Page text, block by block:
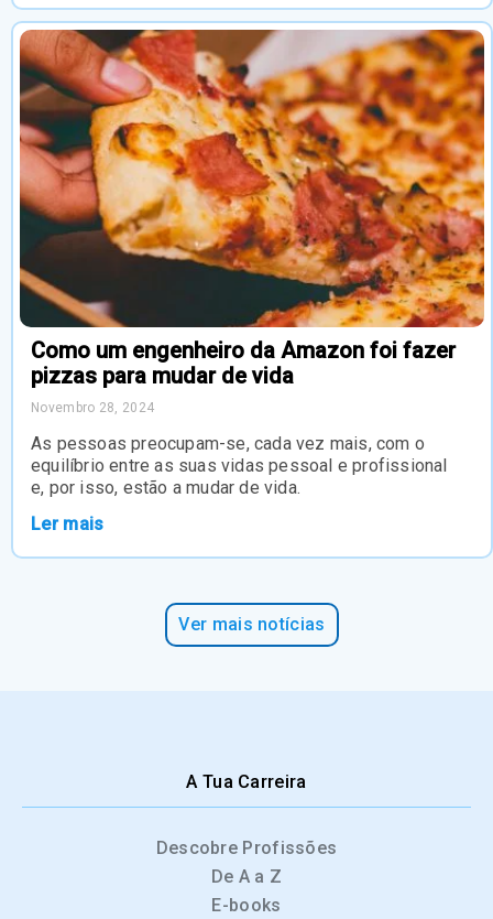
Como um engenheiro da Amazon foi fazer
pizzas para mudar de vida
Novembro 28, 2024
As pessoas preocupam-se, cada vez mais, com o
equilíbrio entre as suas vidas pessoal e profissional
e, por isso, estão a mudar de vida.
Ler mais
Ver mais notícias
A Tua Carreira
Descobre Profissões
De A a Z
E-books